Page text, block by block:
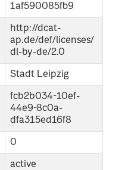
1af590085fb9
http://dcat-
ap.de/def/licenses/
dl-by-de/2.0
Stadt Leipzig
fcb2b034-10ef-
44e9-8c0a-
dfa315ed16f8
0
active